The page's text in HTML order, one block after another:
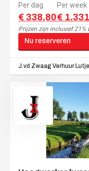
Per dag
€ 338,80
Per week
€
Prijzen zijn inclusief 21%
Nu reserveren
J.vd Zwaag Verhuur